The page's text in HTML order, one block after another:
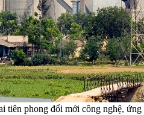
tiên phong đổi mới công nghệ,